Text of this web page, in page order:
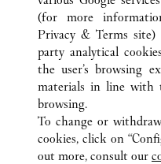
TOUTES LES BOUTIQUES
中央区
SERVICE CLIENT
NOUS CONTACTER
(for more
Privacy & Terms site)
party analytical
the user’s browsing
materials in line with
browsing.
To change or
cookies, click on
out more, consult our